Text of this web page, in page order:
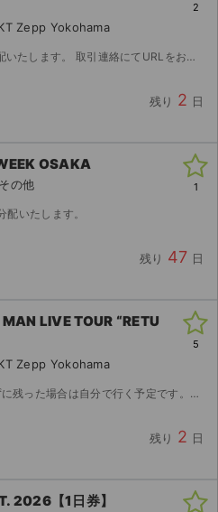
Zepp Yokohama
ます。 取引連絡にてURLをお送りします。
残り 2 日
2
OSAKA
の他
いたします。
残り 47 日
1
LIVE TOUR “RETU
Zepp Yokohama
自分で行く予定です。宜しくお願い致します。
残り 2 日
5
2026【1日券】